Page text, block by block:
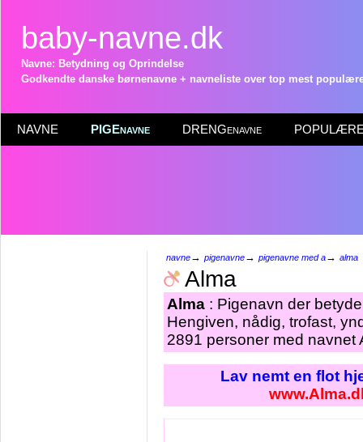
baby-navne.dk
Navne: Betydning og Oprindelse
Godkendte danske børnenavne + navneliste over top mest
NAVNE PIGEnavne DRENGenavne POPULÆRE
navne→ pigenavne→ pigenavne med a→ alma
Alma
Alma : Pigenavn der
Hengiven, nådig, trofast,
2891 personer med navnet
Lav nemt en flot